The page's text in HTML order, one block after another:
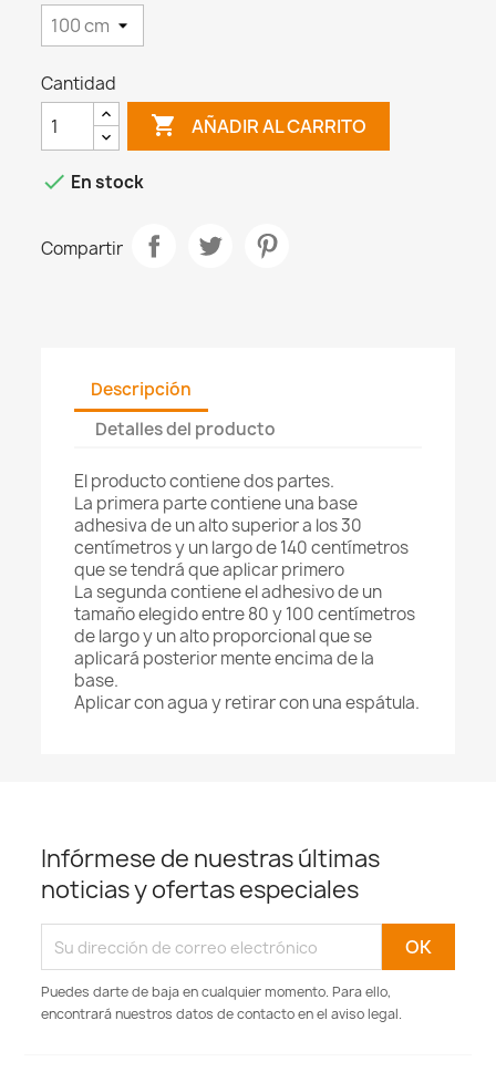
Cantidad
 AÑADIR AL CARRITO
 En stock
Compartir
Descripción
Detalles del producto
El producto contiene dos partes.
La primera parte contiene una base
adhesiva de un alto superior a los 30
centímetros y un largo de 140 centímetros
que se tendrá que aplicar primero
La segunda contiene el adhesivo de un
tamaño elegido entre 80 y 100 centímetros
de largo y un alto proporcional que se
aplicará posterior mente encima de la
base.
Aplicar con agua y retirar con una espátula.
Infórmese de nuestras últimas
noticias y ofertas especiales
Puedes darte de baja en cualquier momento. Para ello,
encontrará nuestros datos de contacto en el aviso legal.